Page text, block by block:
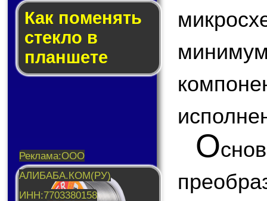
Как по­ме­нять
стек­ло в
планшете
О